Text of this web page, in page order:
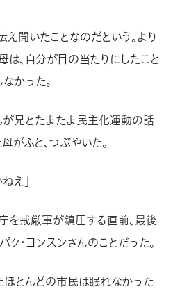
聞いたことなのだという。より
は、自分が目の当たりにしたこと
かった。
が兄とたまたま民主化運動の話
がふと、つぶやいた。
え」
を戒厳軍が鎮圧する直前、最後
・ヨンスンさんのことだった。
とんどの市民は眠れなかった